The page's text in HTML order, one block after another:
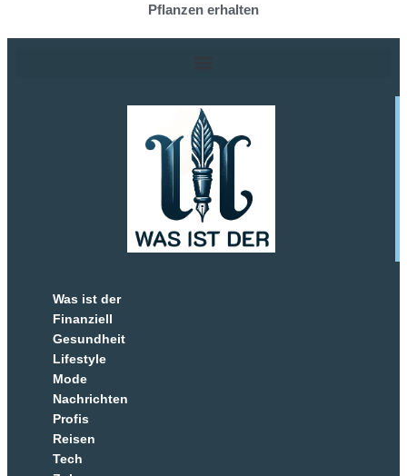
Pflanzen erhalten
Was ist der
Finanziell
Gesundheit
Lifestyle
Mode
Nachrichten
Profis
Reisen
Tech